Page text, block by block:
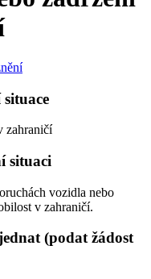
zahraničí
situaci
vozidla nebo
v zahraničí.
(podat žádost